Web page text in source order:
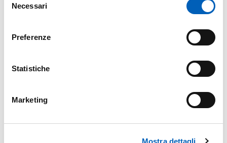
delNecessari
Preferenze
Statistiche
Marketing
Mostra dettagli
DECRETO N. 498_2025 PROT. N. 8550 DEL
DECRETO N. 795_2026 PROT. N. 153492
GRADUATORIA TUTORATO ADI 25-26.PDF